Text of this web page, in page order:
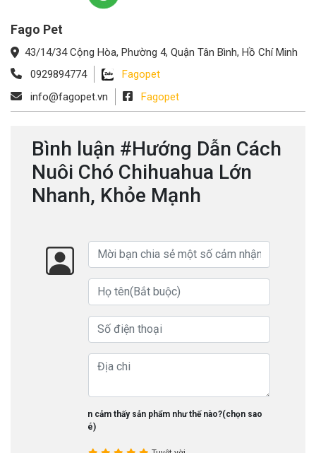
Fago Pet
43/14/34 Cộng Hòa, Phường 4, Quận Tân Bình, Hồ Chí Minh
0929894774
Fagopet
info@fagopet.vn
Fagopet
Bình luận #Hướng Dẫn Cách
Nuôi Chó Chihuahua Lớn
Nhanh, Khỏe Mạnh
Bạn cảm thấy sản phẩm như thế nào?(chọn sao
nhé)